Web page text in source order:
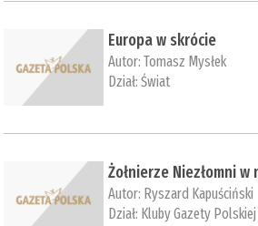
Europa w skrócie
Autor:Tomasz Mysłek
Dział:Świat
Żołnierze Niezłomni w
Autor: Ryszard Kapuściński
Dział: Kluby Gazety Polskiej